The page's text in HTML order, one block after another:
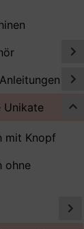
Unikate
mit Knopf
ohne